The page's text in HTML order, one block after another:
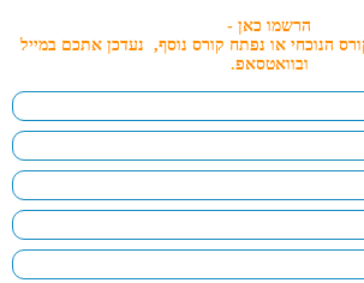
הרשמו כאן -
הנוכחי או נפתח קורס נוסף, נעדכן אתכם במייל
ובוואטסאפ.